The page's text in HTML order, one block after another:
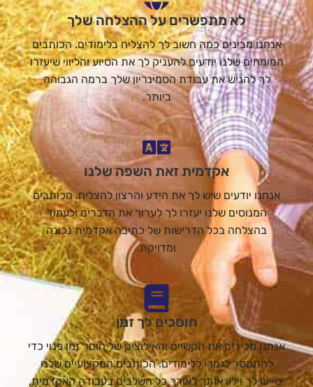
לא מתפשרים על ההצלחה שלך
אנחנו מבינים כמה חשוב לך להצליח בלימודים. הכותבים
המומחים שלנו יודעים להעניק לך את הסיוע והליווי שיעזרו
לך להגיש את עבודת הסמינריון שלך ברמה הגבוהה
ביותר.
אקדמית זאת השפה שלנו
אנחנו יודעים שיש לך את הידע והרצון להצליח. הכותבים
המנוסים שלנו יעזרו לך לערוך את הדברים ולעמוד
בהצלחה בכל הדרישות של כתיבה אקדמית נכונה
ומדויקת.
חוסכים לך זמן
אנחנו מכירים את הקשיים והאילוצים של חוסר זמן פנוי כדי
להתמסר לגמרי ללימודים. הכותבים המקצועיים שלנו
יסייעו לך וילוו אותך לאורך כל השלבים בעבודה האקדמית,